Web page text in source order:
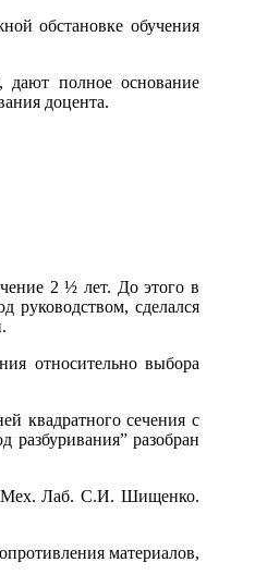
обстановке обучения
дают полное основание
доцента.
2 ½ лет. До этого в
сделался
относительно выбора
квадратного сечения с
разбуривания” разобран
Мех. Лаб. С.И. Шищенко.
материалов,